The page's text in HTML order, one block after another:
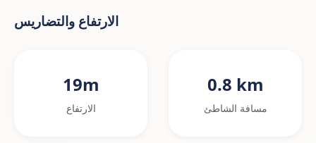
الارتفاع والتضاريس
19m
الارتفاع
0.8 km
مسافة الشاطئ